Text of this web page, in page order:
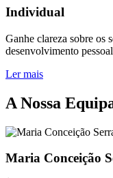
Individual
Ganhe clareza sobre os
desenvolvimento
Ler mais
A Nossa
Maria Conceição